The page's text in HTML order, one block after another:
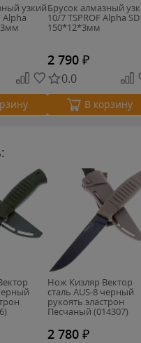
узкий
Alpha
Брусок алмазный
10/7 TSPROF Alpha
150*12*3мм
2 790 ₽
0.0
В корзину
Нож Кизляр Вектор
сталь AUS-8 черный
рукоять эластрон
Песчаный (014307)
2 780 ₽